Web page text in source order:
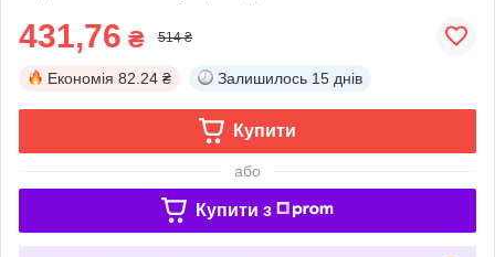
431,76 ₴ 514 ₴
Економія 82.24 ₴ Залишилось 15 днів
Купити
або
Купити з